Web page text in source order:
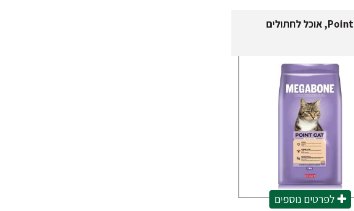
Point, אוכל לחתולים
לפרטים נוספים